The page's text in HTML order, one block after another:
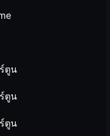
ตูน
ตูน
ตูน